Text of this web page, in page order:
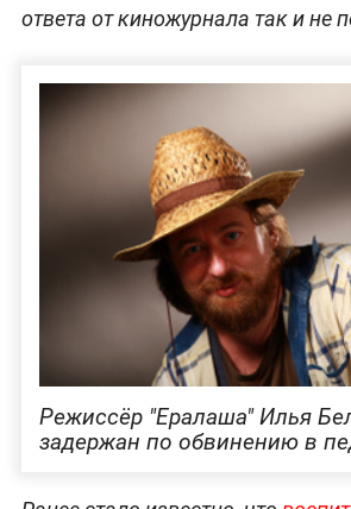
ответа от киножурнала так и не
Режиссёр "Ералаша" Илья
задержан по обвинению в